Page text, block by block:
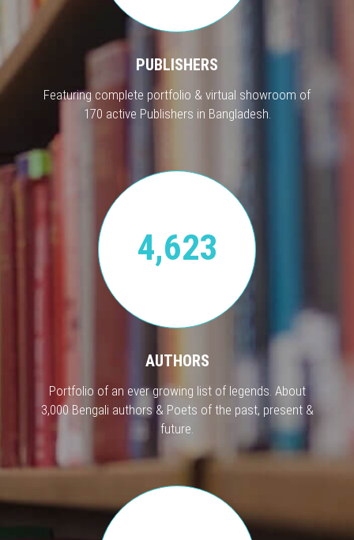
PUBLISHERS
Featuring complete portfolio & virtual showroom of
170 active Publishers in Bangladesh.
4,623
AUTHORS
Portfolio of an ever growing list of legends. About
3,000 Bengali authors & Poets of the past, present &
future.